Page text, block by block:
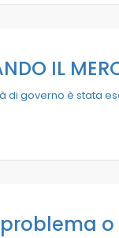
IL
di governo è
problema